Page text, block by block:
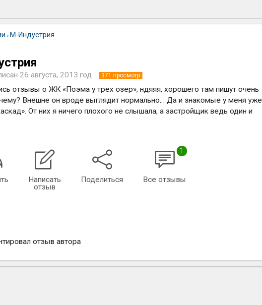
› М-Индустрия
26 августа, 2013 год 371 просмотр
отзывы о ЖК «Поэма у трех озер», ндяяя, хорошего там пишут очень
Внешне он вроде выглядит нормально… Да и знакомые у меня уже
От них я ничего плохого не слышала, а застройщик ведь один и
Написать
отзыв
Поделиться
1
Все отзывы
отзыв автора